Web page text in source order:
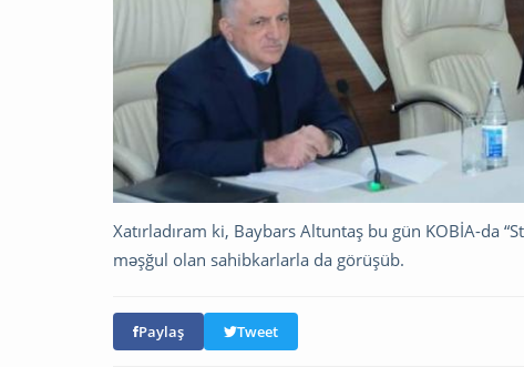
Xatırladıram ki, Baybars Altuntaş bu gün KOBİA-da
məşğul olan sahibkarlarla da görüşüb.
Paylaş Tweet